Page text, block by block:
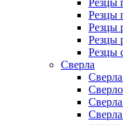
Резцы
Резцы
Резцы
Резцы
Резцы
Сверла